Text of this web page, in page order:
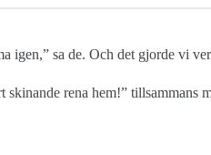
igen,” sa de. Och det gjorde vi
rena hem!” tillsammans